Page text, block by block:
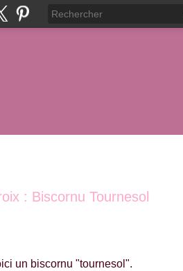
: Biscornu Tournesol
un biscornu "tournesol".